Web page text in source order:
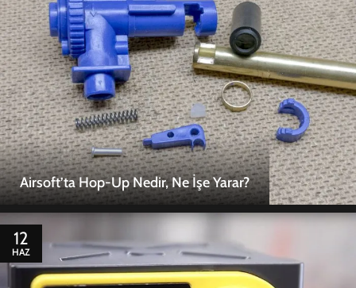
Airsoft’ta Hop-Up Nedir, Ne İşe Yarar?
12
HAZ